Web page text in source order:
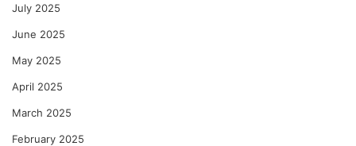
July 2025
June 2025
May 2025
April 2025
March 2025
February 2025